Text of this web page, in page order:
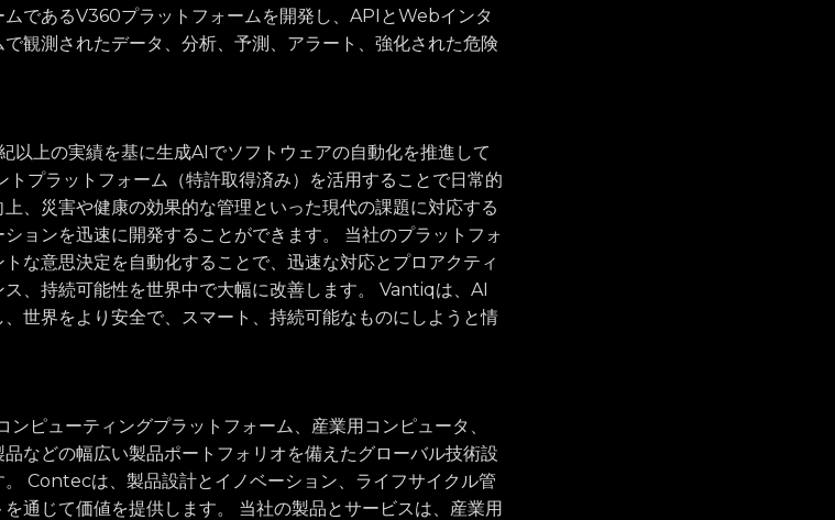
であるV360プラットフォームを開発し、APIとWebインタ
観測されたデータ、分析、予測、アラート、強化された危険
以上の実績を基に生成AIでソフトウェアの自動化を推進して
プラットフォーム（特許取得済み）を活用することで日常的
、災害や健康の効果的な管理といった現代の課題に対応する
ョンを迅速に開発することができます。 当社のプラットフォ
な意思決定を自動化することで、迅速な対応とプロアクティ
、持続可能性を世界中で大幅に改善します。 Vantiqは、AI
世界をより安全で、スマート、持続可能なものにしようと情
ピューティングプラットフォーム、産業用コンピュータ、
などの幅広い製品ポートフォリオを備えたグローバル技術設
Contecは、製品設計とイノベーション、ライフサイクル管
通じて価値を提供します。 当社の製品とサービスは、産業用